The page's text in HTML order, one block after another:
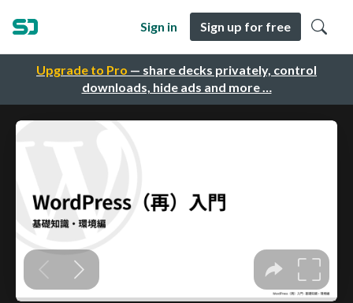
Upgrade to Pro — share decks privately, control
downloads, hide ads and more …
Sign in Sign up for free